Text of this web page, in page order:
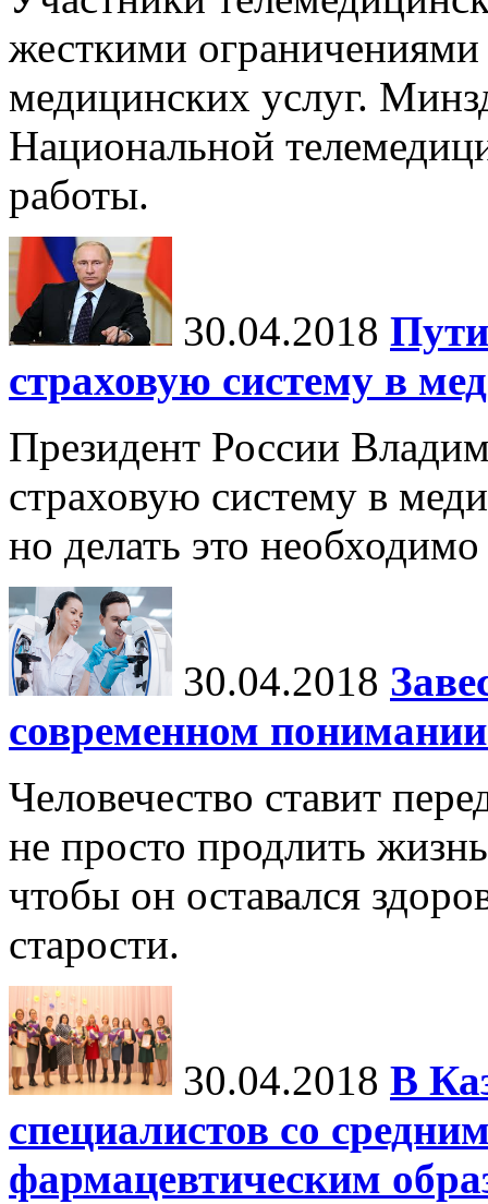
жесткими
медицинских услуг.
Национальной
работы.
30.04.2018
страховую систему в
Президент России
страховую систему в
но делать это
30.04.2018
современном понимании
Человечество ставит
не просто продлить
чтобы он оставался
старости.
30.04.2018 В
специалистов со
фармацевтическим